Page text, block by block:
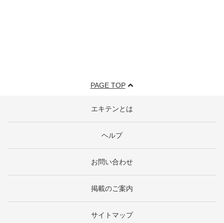
PAGE TOP
エキテンとは
ヘルプ
お問い合わせ
掲載のご案内
サイトマップ